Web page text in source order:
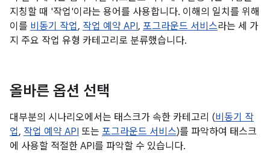
지칭할 때 '작업'이라는 용어를 사용합니다. 이해의 일치를 위해
이를 비동기 작업, 작업 예약 API, 포그라운드 서비스라는 세 가
지 주요 작업 유형 카테고리로 분류했습니다.
올바른 옵션 선택
대부분의 시나리오에서는 태스크가 속한 카테고리 (비동기 작
업, 작업 예약 API 또는 포그라운드 서비스)를 파악하여 태스크
에 사용할 적절한 API를 파악할 수 있습니다.